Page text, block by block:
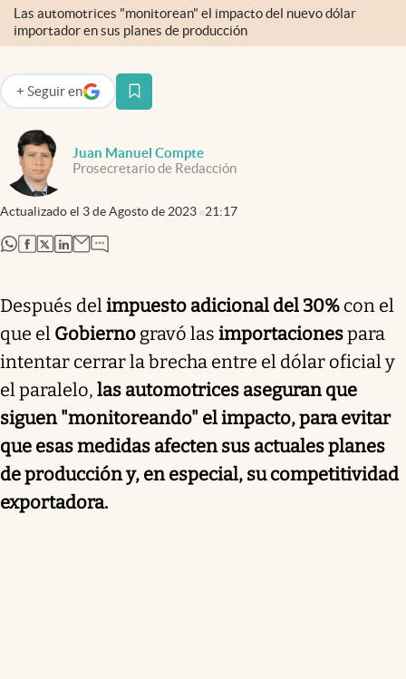
Las automotrices "monitorean" el impacto del nuevo dólar
importador en sus planes de producción
Juan Manuel Compte
Prosecretario de Redacción
Actualizado el 3 de Agosto de 2023 21:17
+ Seguir en
abre en nueva pestaña
abre en nueva pestaña
abre en nueva pestaña
abre en nueva pestaña
abre en nueva pestaña
Después delimpuesto adicional del 30% con el
que el Gobierno gravó las importacionespara
intentar cerrar la brecha entre el dólar oficial y
el paralelo, las automotrices aseguran que
siguen "monitoreando" el impacto, para evitar
que esas medidas afecten sus actuales planes
de producción y, en especial, su competitividad
exportadora.